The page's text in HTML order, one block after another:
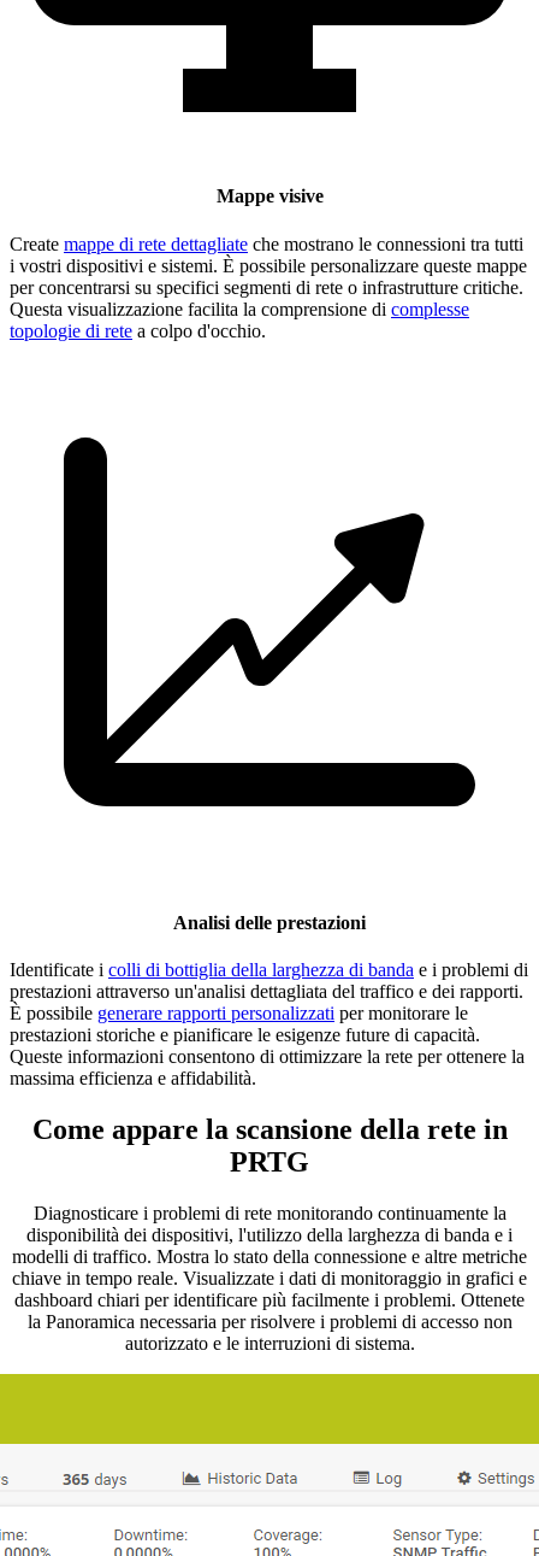
Mappe visive
Create mappe di rete dettagliate che mostrano le connessioni tra tutti
i vostri dispositivi e sistemi. È possibile personalizzare queste mappe
per concentrarsi su specifici segmenti di rete o infrastrutture critiche.
Questa visualizzazione facilita la comprensione di complesse
topologie di rete a colpo d'occhio.
Analisi delle prestazioni
Identificate i colli di bottiglia della larghezza di banda e i problemi di
prestazioni attraverso un'analisi dettagliata del traffico e dei rapporti.
È possibile generare rapporti personalizzati per monitorare le
prestazioni storiche e pianificare le esigenze future di capacità.
Queste informazioni consentono di ottimizzare la rete per ottenere la
massima efficienza e affidabilità.
Come appare la scansione della rete in
PRTG
Diagnosticare i problemi di rete monitorando continuamente la
disponibilità dei dispositivi, l'utilizzo della larghezza di banda e i
modelli di traffico. Mostra lo stato della connessione e altre metriche
chiave in tempo reale. Visualizzate i dati di monitoraggio in grafici e
dashboard chiari per identificare più facilmente i problemi. Ottenete
la Panoramica necessaria per risolvere i problemi di accesso non
autorizzato e le interruzioni di sistema.